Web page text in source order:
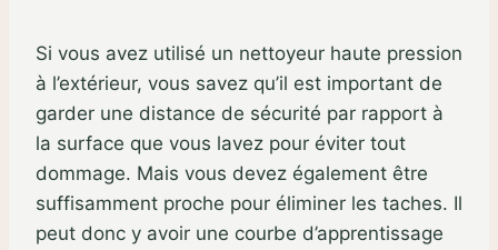
Si vous avez utilisé un nettoyeur haute pression
à l’extérieur, vous savez qu’il est important de
garder une distance de sécurité par rapport à
la surface que vous lavez pour éviter tout
dommage. Mais vous devez également être
suffisamment proche pour éliminer les taches. Il
peut donc y avoir une courbe d’apprentissage